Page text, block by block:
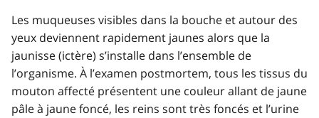
Les muqueuses visibles dans la bouche et autour des
yeux deviennent rapidement jaunes alors que la
jaunisse (ictère) s’installe dans l’ensemble de
l’organisme. À l’examen postmortem, tous les tissus du
mouton affecté présentent une couleur allant de jaune
pâle à jaune foncé, les reins sont très foncés et l’urine